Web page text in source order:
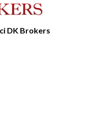
DK Brokers